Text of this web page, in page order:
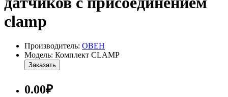
clamp
Производитель: ОВЕН
Модель: Комплект CLAMP
Заказать
0.00₽